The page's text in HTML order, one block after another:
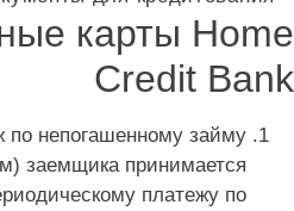
карты Home
Credit Bank
непогашенному займу
заемщика принимается
платежу по